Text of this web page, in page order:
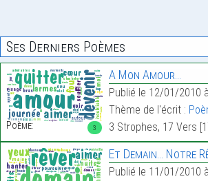
Ses Derniers Poèmes
3
Poème:
A Mon Amour…
Publié le 12/01/2010
Thème de l'écrit :
3 Strophes, 17 Vers
Et Demain… Notre
Publié le 11/01/2010